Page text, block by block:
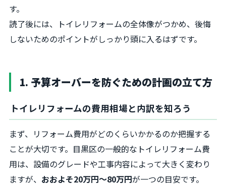
す。
読了後には、トイレリフォームの全体像がつかめ、後悔
しないためのポイントがしっかり頭に入るはずです。
1. 予算オーバーを防ぐための計画の立て方
トイレリフォームの費用相場と内訳を知ろう
まず、リフォーム費用がどのくらいかかるのか把握する
ことが大切です。目黒区の一般的なトイレリフォーム費
用は、設備のグレードや工事内容によって大きく変わり
ますが、 おおよそ20万円〜80万円が一つの目安です。